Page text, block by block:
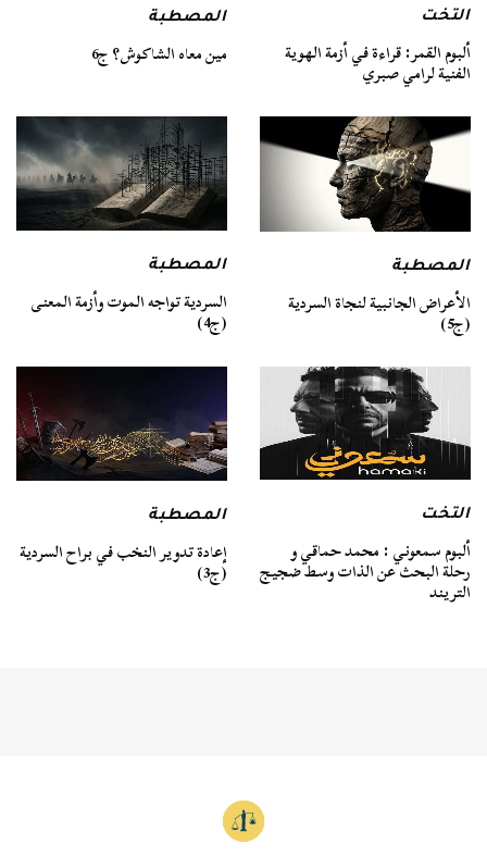
التخت
ألبوم القمر: قراءة في أزمة الهوية
الفنية لرامي صبري
المصطبة
مين معاه الشاكوش؟ ج6
المصطبة
الأعراض الجانبية لنجاة السردية
(ج5)
المصطبة
السردية تواجه الموت وأزمة المعنى
(ج4)
التخت
ألبوم سمعوني : محمد حماقي و
رحلة البحث عن الذات وسط ضجيج
التريند
المصطبة
إعادة تدوير النخب في براح السردية
(ج3)